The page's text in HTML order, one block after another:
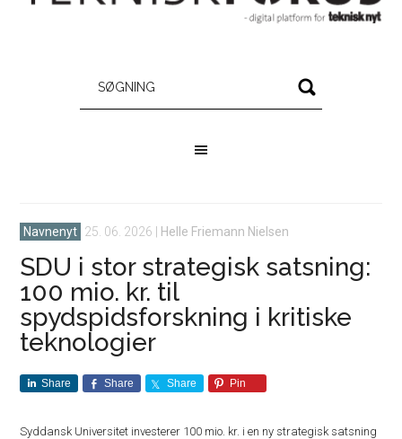
Navnenyt 25. 06. 2026 Helle Friemann Nielsen
SDU i stor strategisk satsning:
100 mio. kr. til
spydspidsforskning i kritiske
teknologier
Share Share Share Pin
Syddansk Universitet investerer 100 mio. kr. i en ny strategisk satsning